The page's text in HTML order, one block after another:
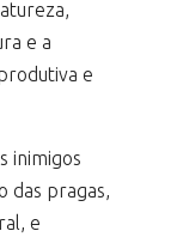
e a
e
inimigos
das pragas,
e